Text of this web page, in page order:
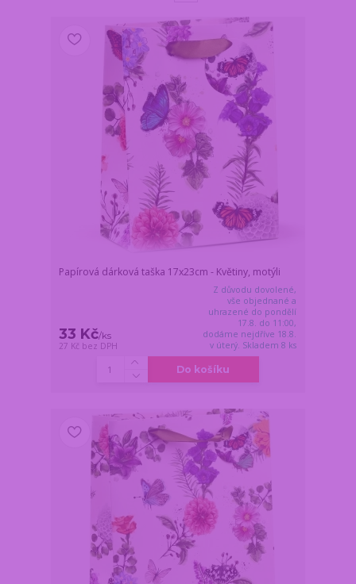
Papírová dárková taška 17x23cm - Květiny, motýli
33 Kč/ks
27 Kč bez DPH
Z důvodu dovolené,
vše objednané a
uhrazené do pondělí
17.8. do 11:00,
dodáme nejdříve 18.8.
v úterý. Skladem 8 ks
Do košíku